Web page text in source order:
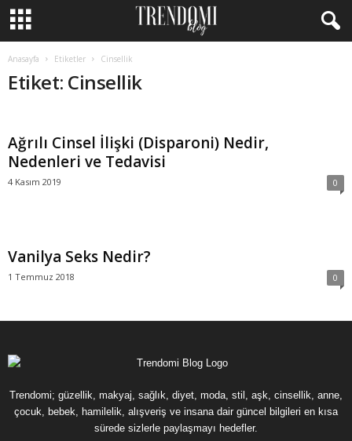
Anasayfa Etiketler Cinsellik
Etiket: Cinsellik
Ağrılı Cinsel İlişki (Disparoni) Nedir,
Nedenleri ve Tedavisi
4 Kasım 2019 0
Vanilya Seks Nedir?
1 Temmuz 2018 0
Trendomi; güzellik, makyaj, sağlık, diyet, moda, stil, aşk, cinsellik, anne,
çocuk, bebek, hamilelik, alışveriş ve insana dair güncel bilgileri en kısa
sürede sizlerle paylaşmayı hedefler.